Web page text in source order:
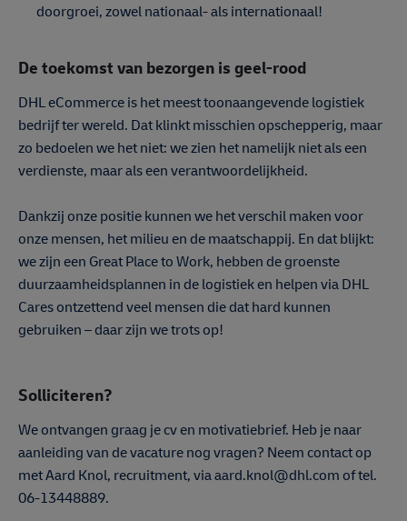
doorgroei, zowel nationaal- als internationaal!
De toekomst van bezorgen is geel-rood
DHL eCommerce is het meest toonaangevende logistiek
bedrijf ter wereld. Dat klinkt misschien opschepperig, maar
zo bedoelen we het niet: we zien het namelijk niet als een
verdienste, maar als een verantwoordelijkheid.
Dankzij onze positie kunnen we het verschil maken voor
onze mensen, het milieu en de maatschappij. En dat blijkt:
we zijn een Great Place to Work, hebben de groenste
duurzaamheidsplannen in de logistiek en helpen via DHL
Cares ontzettend veel mensen die dat hard kunnen
gebruiken – daar zijn we trots op!
Solliciteren?
We ontvangen graag je cv en motivatiebrief. Heb je naar
aanleiding van de vacature nog vragen? Neem contact op
met Aard Knol, recruitment, via aard.knol@dhl.com of tel.
06-13448889.